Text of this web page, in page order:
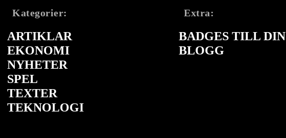
Kategorier:
ARTIKLAR
EKONOMI
NYHETER
SPEL
TEXTER
TEKNOLOGI
Extra:
BADGES TILL DIN
BLOGG